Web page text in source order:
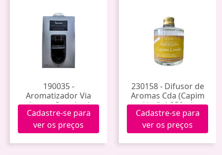
190035 -
Aromatizador Via
Aroma Standard
Black (Preto)
Cadastre-se para
ver os preços
230158 - Difusor de
Aromas Cda (Capim
Limão) 350ml
Cadastre-se para
ver os preços